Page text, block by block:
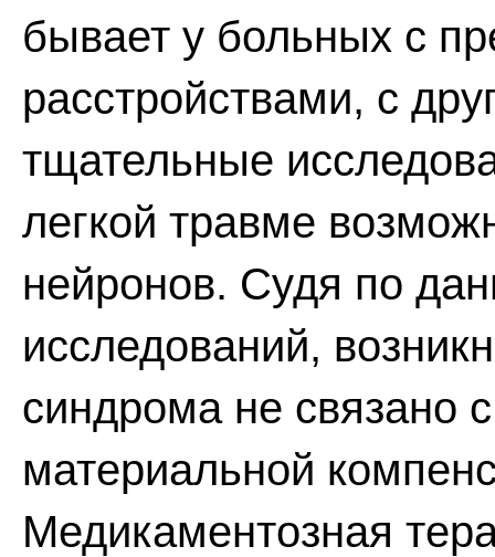
бывает у больных с
расстройствами, с
тщательные
легкой травме
нейронов. Судя по
исследований,
синдрома не связано
материальной
Медикаментозная